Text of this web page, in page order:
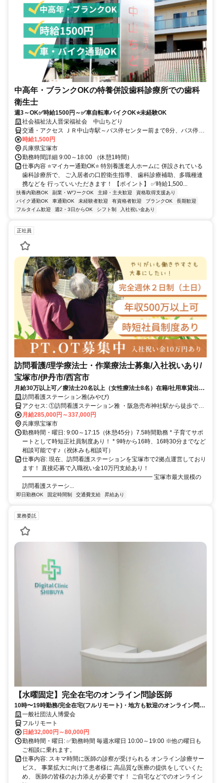
中高年・ブランクOKの特養併設歯科診療所での歯科
衛生士
週3～OK✅時給1500円～✅車自転車バイクOK⭐未経験OK
社会福祉法人晋栄福祉会 中山ちどり
交通・アクセス ＪＲ中山寺駅～バス停センター前まで8分、バス停セ
ンター前から徒歩1分
時給1,500円
兵庫県宝塚市
勤務時間詳細 9:00～18:00 （休憩1時間）
仕事内容 ⭐マイカー通勤OK⭐ 特別養護老人ホームに 併設されている
歯科診療所で、 ご入居者の口腔衛生指導、 歯科診療補助、多職種連
携などを 行っていいただきます！ 【ポイント】 ✅時給1,500...
扶養内勤務OK 副業・WワークOK 主婦・主夫歓迎
資格取得支援あり
バイク通勤OK
車通勤OK 未経験者歓迎 有資格者歓迎 ブランクOK
長期歓迎
フルタイム歓迎
週2・3日からOK シフト制 入社祝い金あり
正社員
訪問看護/理学療法士・作業療法士募集/入社祝いあり/
宝塚市/伊丹市/西宮市
月給30万以上可／療法士20名以上（女性療法士8名）在籍/社用車貸出あ
り通勤に使用可能/キャリアアップも目指せる /入社祝い金10万円
訪問看護ステーション雅(みやび)
アクセス: ①訪問看護ステーション雅 ・阪急売布神社駅から徒歩で10
分 ・JR中山寺駅から徒歩で10分 ②訪問看護ステーション雅-仁川 ・
阪急今津線 小林駅から徒歩で18分 ・阪急今津線 仁川駅から徒歩で20
分
月給285,000円～337,000円
兵庫県宝塚市
勤務時間・曜日: 9:00～17:15（休憩45分）7.5時間勤務 * 子育てサポ
ートとして時短正社員制度あり！ * 9時から16時、16時30分までなど
相談可能です♪（祝休みも相談可）
仕事内容: 現在、訪問看護ステーションを宝塚市で2拠点運営しており
ます！ 直接応募で入職祝い金10万円支給あり！
━━━━━━━━━━━━━━━━━━━━━━ 宝塚市最大規模の
訪問看護ステーシ...
即日勤務OK 固定時間制 交通費支給 昇給あり
業務委託
【水曜固定】完全在宅のオンライン問診医師
10時〜19時勤務/完全在宅(フルリモート)・地方も歓迎のオンライン問診
業務一般社団法人博愛会
フルリモート
日給32,000円～80,000円
勤務時間・曜日: ✅勤務時間 毎週水曜日 10:00～19:00 ※他の曜日も
ご相談に乗れます。
仕事内容: スキマ時間に医師の診察が受けられる オンライン診療サー
ビス。 事業拡大に向けて患者様に 高品質な医療の提供をしていくた
め、 医師の皆様のお力添えが必要です！ ご自宅などでのオンライン